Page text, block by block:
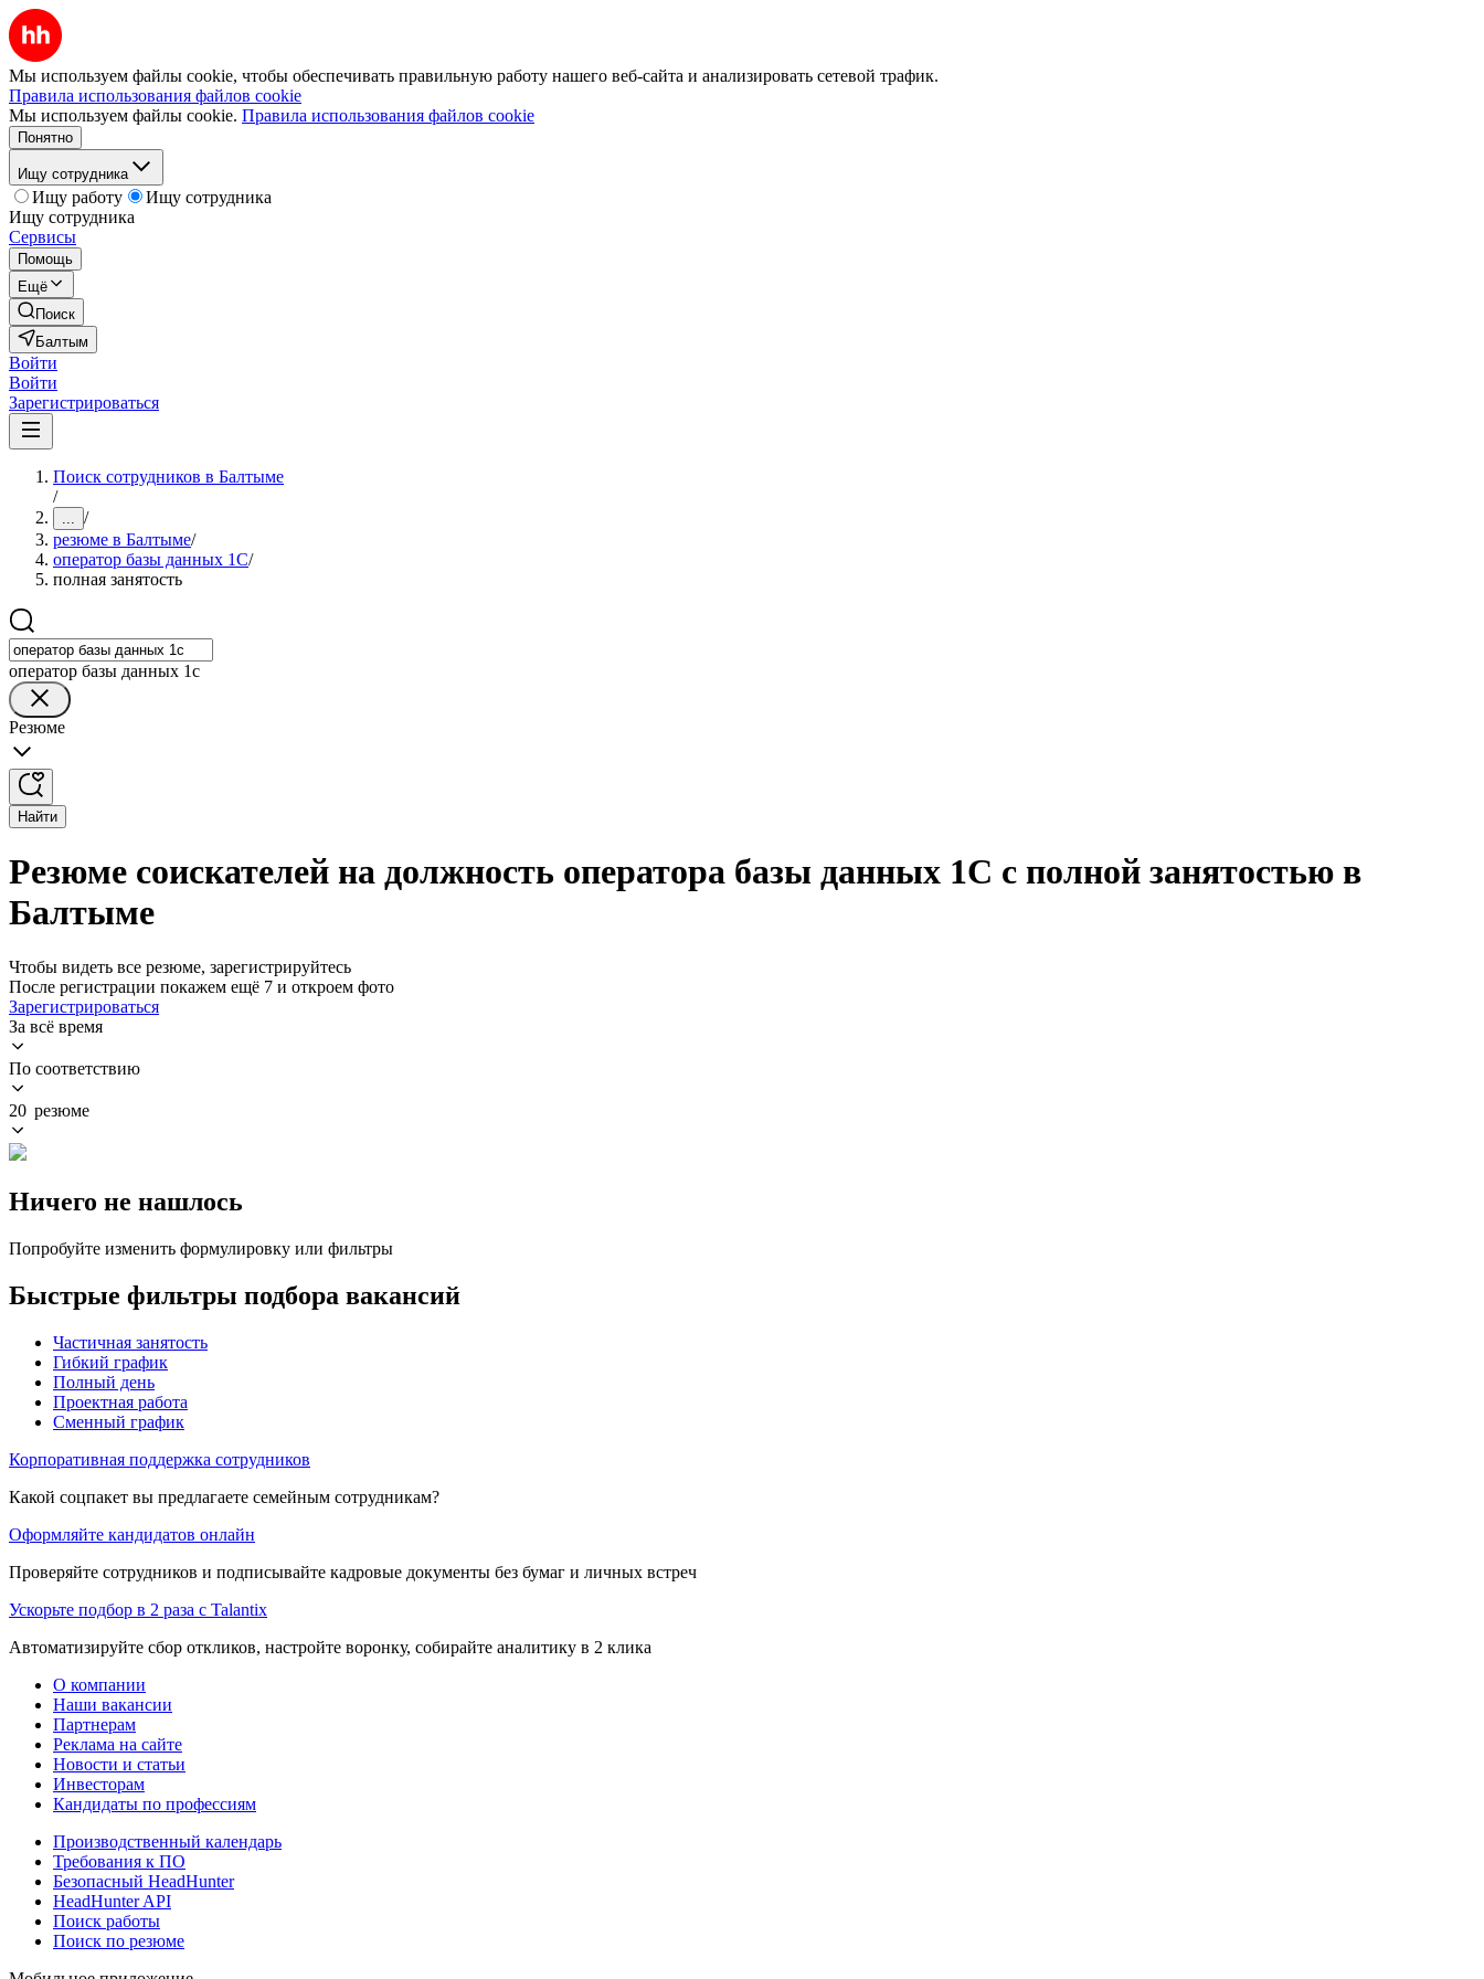
Мы используем файлы cookie, чтобы обеспечивать правильную работу нашего веб-сайта и анализировать сетевой трафик.
Правила использования файлов cookie
Мы используем файлы cookie. Правила использования файлов cookie
Понятно
Ищу сотрудника
Ищу работу
Ищу сотрудника
Ищу сотрудника
Сервисы
Помощь
Ещё
Поиск
Балтым
Войти
Войти
Зарегистрироваться
Поиск сотрудников в Балтыме
/
... /
резюме в Балтыме/
оператор базы данных 1С/
полная занятость
оператор базы данных 1с
Резюме
Найти
Резюме соискателей на должность оператора базы данных 1С с полной занятостью в
Балтыме
Чтобы видеть все резюме, зарегистрируйтесь
После регистрации покажем ещё 7 и откроем фото
Зарегистрироваться
За всё время
По соответствию
20 резюме
Ничего не нашлось
Попробуйте изменить формулировку или фильтры
Быстрые фильтры подбора вакансий
Частичная занятость
Гибкий график
Полный день
Проектная работа
Сменный график
Корпоративная поддержка сотрудников
Какой соцпакет вы предлагаете семейным сотрудникам?
Оформляйте кандидатов онлайн
Проверяйте сотрудников и подписывайте кадровые документы без бумаг и личных встреч
Ускорьте подбор в 2 раза с Talantix
Автоматизируйте сбор откликов, настройте воронку, собирайте аналитику в 2 клика
О компании
Наши вакансии
Партнерам
Реклама на сайте
Новости и статьи
Инвесторам
Кандидаты по профессиям
Производственный календарь
Требования к ПО
Безопасный HeadHunter
HeadHunter API
Поиск работы
Поиск по резюме